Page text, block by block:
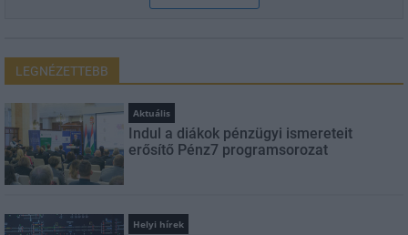
LEGNÉZETTEBB
Aktuális
Indul a diákok pénzügyi ismereteit
erősítő Pénz7 programsorozat
Helyi hírek